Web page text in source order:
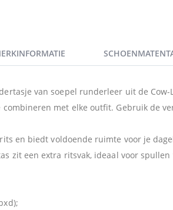
van soepel runderleer uit de
met elke outfit. Gebruik de
en biedt voldoende ruimte voor je
zit een extra ritsvak, ideaal voor